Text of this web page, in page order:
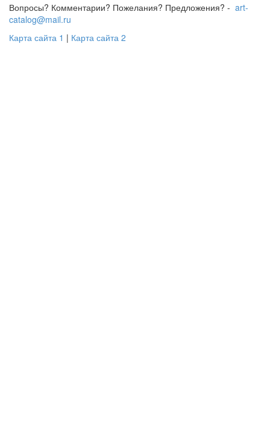
Вопросы? Комментарии? Пожелания? Предложения? - art-
catalog@mail.ru
Карта сайта 1 | Карта сайта 2